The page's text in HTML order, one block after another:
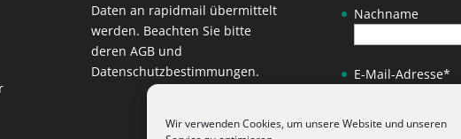
Wir verwenden Cookies, um unsere Website und unseren
Daten an rapidmail übermittelt
werden. Beachten Sie bitte
deren AGBund
Datenschutzbestimmungen.
Nachname
E-Mail-Adresse*